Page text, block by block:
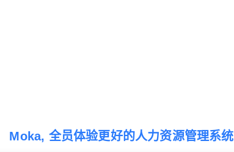
Moka, 全员体验更好的人力资源管理系统